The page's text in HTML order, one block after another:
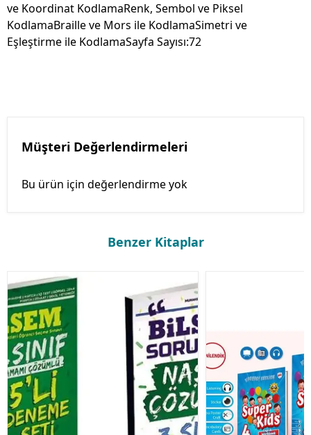
ve Koordinat KodlamaRenk, Sembol ve Piksel
KodlamaBraille ve Mors ile KodlamaSimetri ve
Eşleştirme ile KodlamaSayfa Sayısı:72
Müşteri Değerlendirmeleri
Bu ürün için değerlendirme yok
Benzer Kitaplar